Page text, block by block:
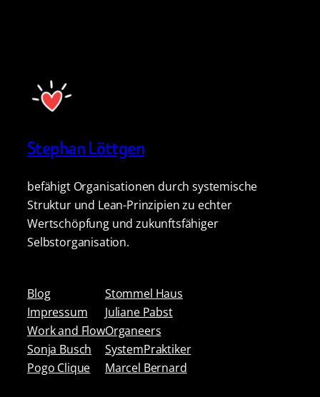
Stephan Löttgen
befähigt Organisationen durch systemische
Struktur und Lean-Prinzipien zu echter
Wertschöpfung und zukunftsfähiger
Selbstorganisation.
Blog
Impressum
Work and Flow
Sonja Busch
Pogo Clique
Stommel Haus
Juliane Pabst
Organeers
SystemPraktiker
Marcel Bernard